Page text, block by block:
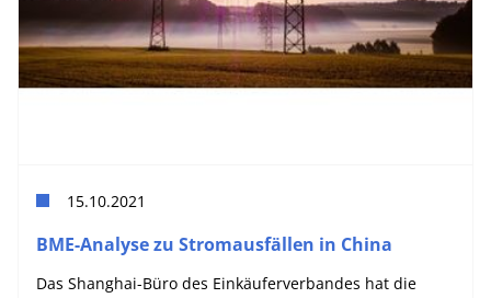
15.10.2021
BME-Analyse zu Stromausfällen in China
Das Shanghai-Büro des Einkäuferverbandes hat die